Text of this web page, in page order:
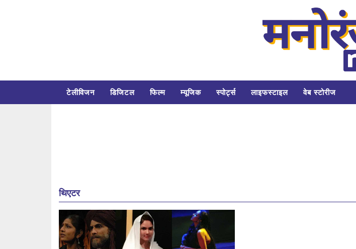
टेलीविजन डिजिटल फिल्म म्यूजिक स्पोर्ट्स लाइफस्टाइल वेब स्टोरीज
थिएटर